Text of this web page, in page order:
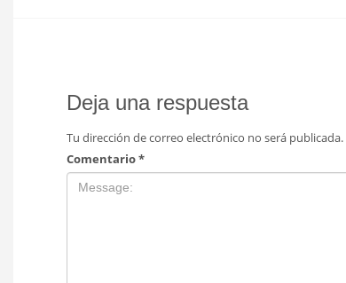
Deja una respuesta
Tu dirección de correo electrónico no será publicada.
Comentario*